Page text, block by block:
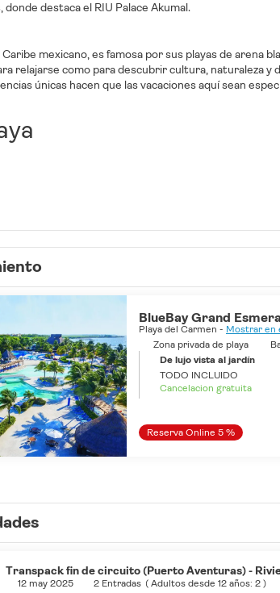
Caribe mexicano, es famosa por sus playas de arena
relajarse como para descubrir cultura, naturaleza y
únicas hacen que las vacaciones aquí sean
destaca el RIU Palace Akumal.
BlueBay Grand
Playa del Carmen - Mostrar en
Zona privada de playa
De lujo vista al jardín
TODO INCLUIDO
Cancelacion gratuita
Reserva Online 5 %
Transpack fin de circuito (Puerto Aventuras) -
12 may 2025 2 Entradas ( Adultos desde 12 años: 2 )